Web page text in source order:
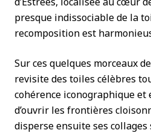
presque indissociable de la
recomposition est
Sur ces quelques morceaux
revisite des toiles célèbres
cohérence iconographique
d’ouvrir les frontières
disperse ensuite ses